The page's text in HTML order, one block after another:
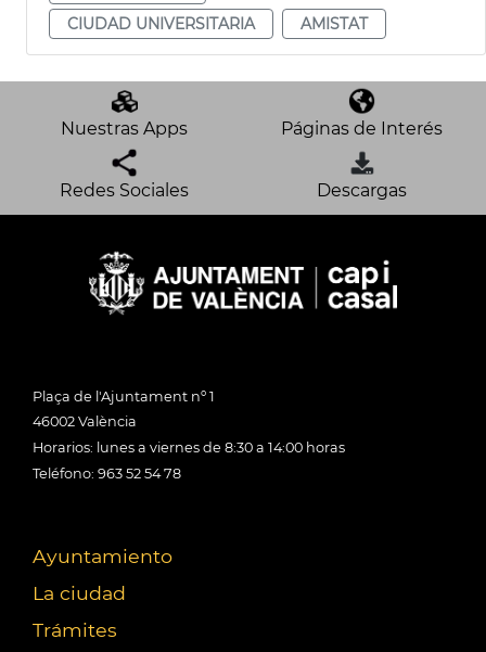
CIUDAD UNIVERSITARIA
AMISTAT
Nuestras Apps Páginas de Interés
Redes Sociales Descargas
Plaça de l'Ajuntament nº 1
46002 València
Horarios: lunes a viernes de 8:30 a 14:00 horas
Teléfono: 963 52 54 78
Ayuntamiento
La ciudad
Trámites